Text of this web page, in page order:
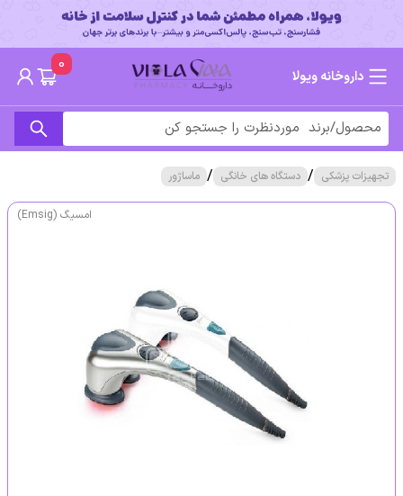
داروخانه ویولا
0
تجهیزات پزشکی / دستگاه های خانگی / ماساژور
امسیگ (Emsig)